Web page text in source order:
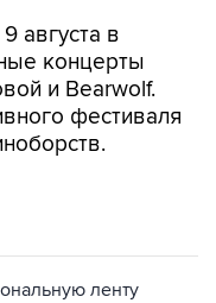
августа в
концерты
и Bearwolf.
фестиваля
ленту